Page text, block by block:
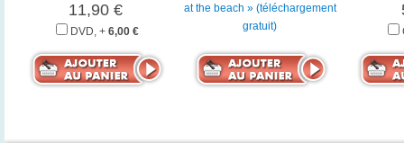
11,90 €
DVD, + 6,00 €
at the beach » (téléchargement
gratuit)